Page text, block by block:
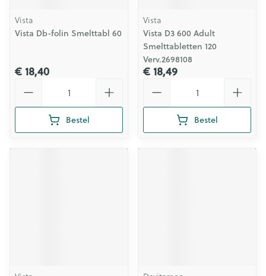
Vista
Vista Db-folin Smelttabl 60
€ 18,40
Bestel
Vista
Vista D3 600 Adult
Smelttabletten 120
Verv.2698108
€ 18,49
Bestel